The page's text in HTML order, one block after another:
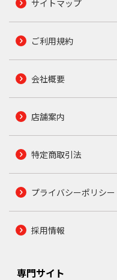
サイトマップ
ご利用規約
会社概要
店舗案内
特定商取引法
プライバシーポリシー
採用情報
専門サイト